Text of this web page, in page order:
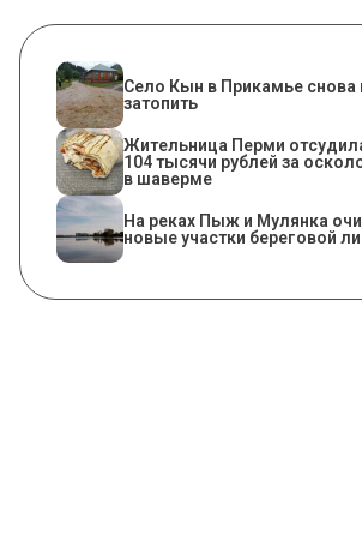
​Село Кын в Прикамье
затопить
Жительница Перми
104 тысячи рублей за
в шаверме
На реках Пыж и Мулянка
новые участки береговой